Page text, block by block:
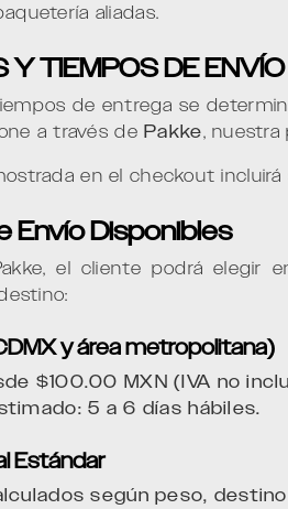
aliadas.
Y TIEMPOS DE ENVÍO
de entrega se
a través dePakke, nuestra
en el checkout
Envío Disponibles
el cliente podrá elegir
y área metropolitana)
$100.00 MXN (IVA no
5 a 6 días hábiles.
Estándar
según peso,